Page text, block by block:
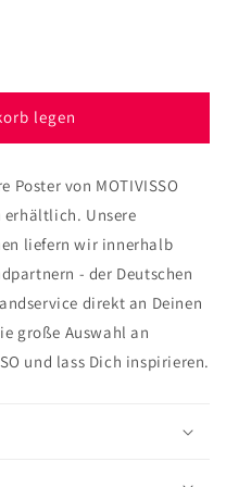
legen
Poster von MOTIVISSO
erhältlich. Unsere
liefern wir innerhalb
- der Deutschen
direkt an Deinen
große Auswahl an
und lass Dich inspirieren.